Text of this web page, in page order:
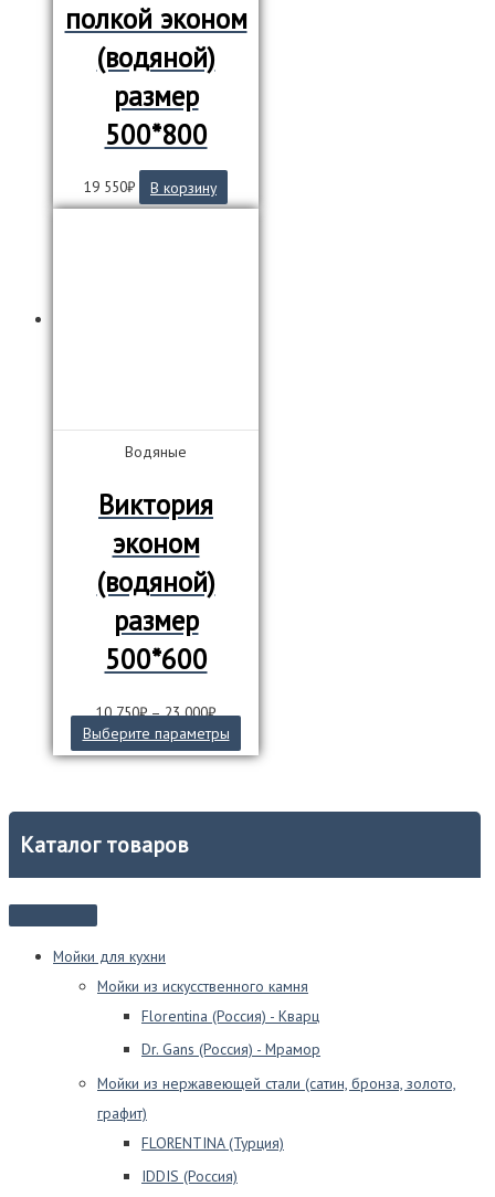
Каталог товаров
Мойки для кухни
Мойки из искусственного камня
Florentina (Россия) - Кварц
Dr. Gans (Россия) - Мрамор
Мойки из нержавеющей стали (сатин, бронза, золото,
графит)
FLORENTINA (Турция)
IDDIS (Россия)
полкой эконом
(водяной)
размер
500*800
19 550₽ В корзину
Водяные
Виктория
эконом
(водяной)
размер
500*600
10 750₽–23 000₽
Выберите параметры
товар
вариаций.
выбрать